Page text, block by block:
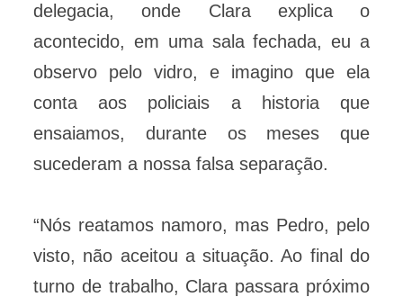
delegacia, onde Clara explica o
acontecido, em uma sala fechada, eu a
observo pelo vidro, e imagino que ela
conta aos policiais a historia que
ensaiamos, durante os meses que
sucederam a nossa falsa separação.
“Nós reatamos namoro, mas Pedro, pelo
visto, não aceitou a situação. Ao final do
turno de trabalho, Clara passara próximo